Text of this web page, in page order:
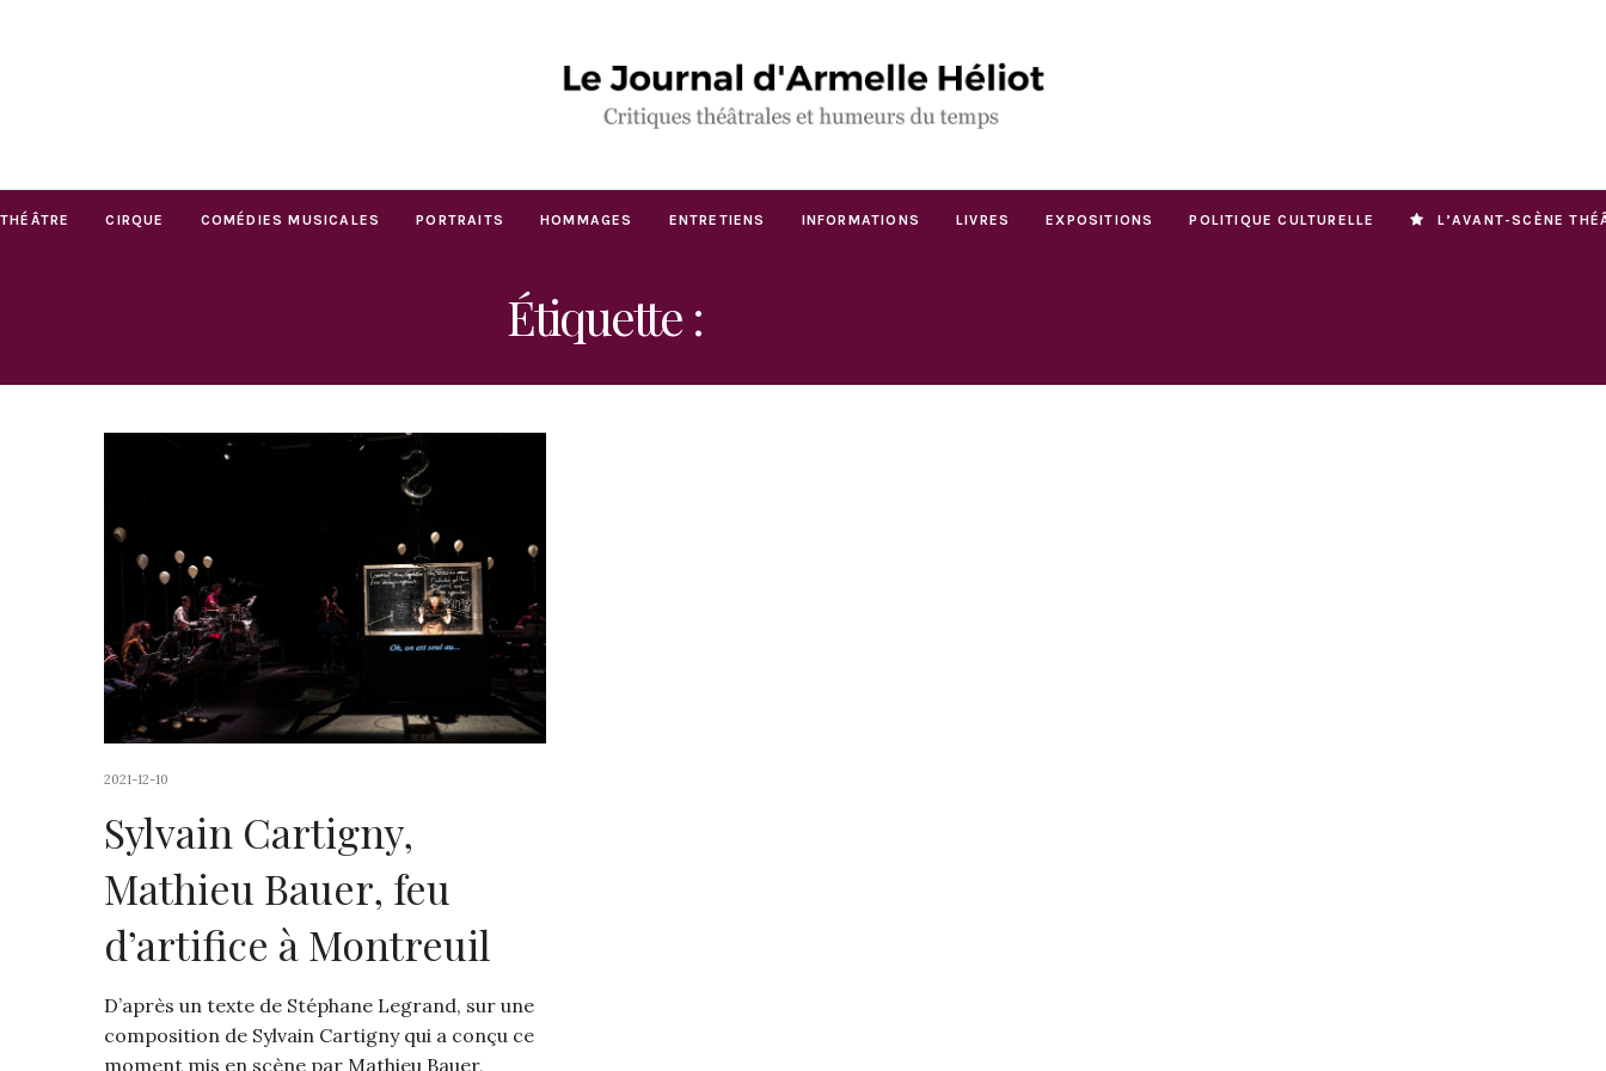
THÉÂTRE CIRQUE COMÉDIES MUSICALES PORTRAITS HOMMAGES ENTRETIENS INFORMATIONS LIVRES EXPOSITIONS POLITIQUE CULTURELLE L’AVANT-SCÈNE
Étiquette :
2021-12-10
Sylvain Cartigny,
Mathieu Bauer, feu
d’artifice à Montreuil
D’après un texte de Stéphane Legrand, sur une
composition de Sylvain Cartigny qui a conçu ce
moment mis en scène par Mathieu Bauer,